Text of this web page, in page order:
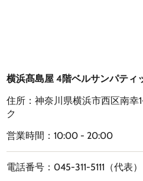
横浜髙島屋 4階ベルサンパティ
住所：神奈川県横浜市西区南幸
ク
営業時間：10:00 - 20:00
電話番号：045-311-5111（代表）